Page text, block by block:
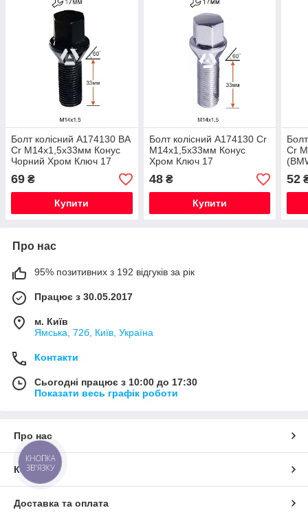
Болт колісний A174130 BA
Cr М14х1,5х33мм Конус
Чорний Хром Ключ 17
69 ₴
Купити
Болт колісний A174130 Cr
М14х1,5х33мм Конус
Хром Ключ 17
48₴
Купити
Cr
52
Про нас
95% позитивних з 192 відгуків за рік
Працює з 30.05.2017
м. Київ
Ямська, 72б, Київ, Україна
Контакти
Сьогодні працює з 10:00 до 17:30
Показати весь графік роботи
Про нас
Контакти
Доставка та оплата
КНОПКА
ЗВ'ЯЗКУ